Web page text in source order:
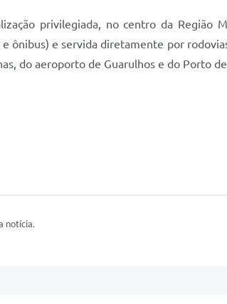
privilegiada, no centro da Região
ônibus) e servida diretamente por
do aeroporto de Guarulhos e do Porto
notícia.